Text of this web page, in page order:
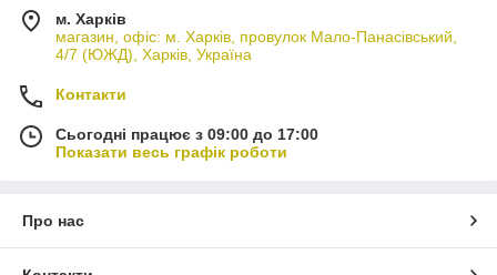
м. Харків
магазин, офіс: м. Харків, провулок Мало-Панасівський,
4/7 (ЮЖД), Харків, Україна
Контакти
Сьогодні працює з 09:00 до 17:00
Показати весь графік роботи
Про нас